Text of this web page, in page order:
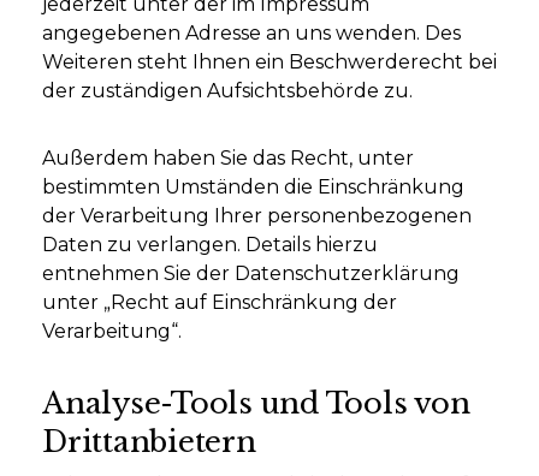
angegebenen Adresse an uns wenden. Des
Weiteren steht Ihnen ein Beschwerderecht bei
der zuständigen Aufsichtsbehörde zu.
Außerdem haben Sie das Recht, unter
bestimmten Umständen die Einschränkung
der Verarbeitung Ihrer personenbezogenen
Daten zu verlangen. Details hierzu
entnehmen Sie der Datenschutzerklärung
unter „Recht auf Einschränkung der
Verarbeitung“.
Analyse-Tools und Tools von
Drittanbietern